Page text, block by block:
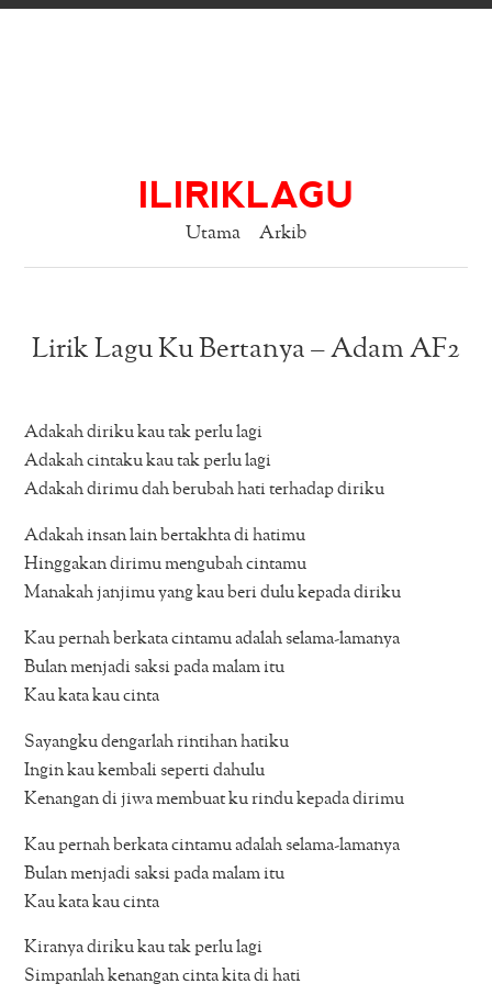
ILIRIKLAGU
Utama Arkib
Lirik Lagu Ku Bertanya – Adam AF2
Adakah diriku kau tak perlu lagi
Adakah cintaku kau tak perlu lagi
Adakah dirimu dah berubah hati terhadap diriku
Adakah insan lain bertakhta di hatimu
Hinggakan dirimu mengubah cintamu
Manakah janjimu yang kau beri dulu kepada diriku
Kau pernah berkata cintamu adalah selama-lamanya
Bulan menjadi saksi pada malam itu
Kau kata kau cinta
Sayangku dengarlah rintihan hatiku
Ingin kau kembali seperti dahulu
Kenangan di jiwa membuat ku rindu kepada dirimu
Kau pernah berkata cintamu adalah selama-lamanya
Bulan menjadi saksi pada malam itu
Kau kata kau cinta
Kiranya diriku kau tak perlu lagi
Simpanlah kenangan cinta kita di hati